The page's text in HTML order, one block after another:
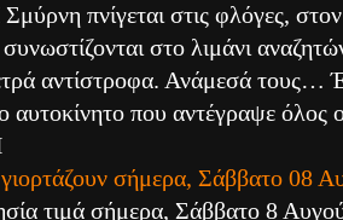
πνίγεται στις φλόγες,
στο λιμάνι
αντίστροφα. Ανάμεσά τους…
αυτοκίνητο που αντέγραψε
σήμερα, Σάββατο 08
τιμά σήμερα, Σάββατο 8